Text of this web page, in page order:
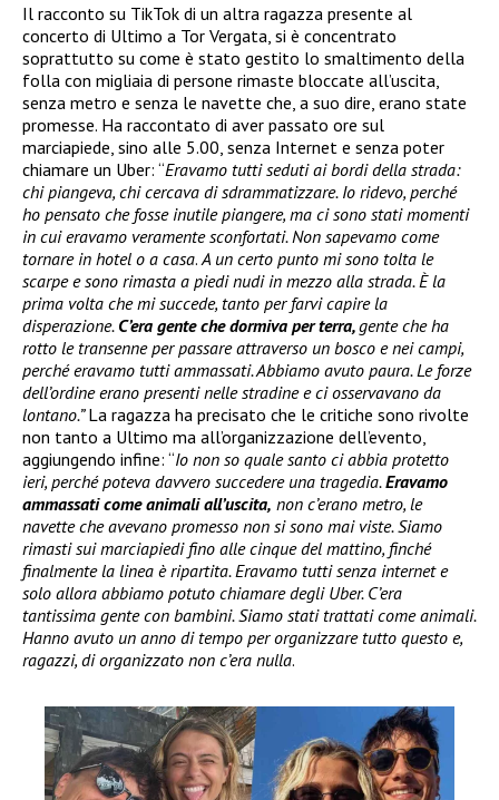
Il racconto su TikTok di un altra ragazza presente al
concerto di Ultimo a Tor Vergata, si è concentrato
soprattutto su come è stato gestito lo smaltimento della
folla con migliaia di persone rimaste bloccate all’uscita,
senza metro e senza le navette che, a suo dire, erano state
promesse. Ha raccontato di aver passato ore sul
marciapiede, sino alle 5.00, senza Internet e senza poter
chiamare un Uber: “Eravamo tutti seduti ai bordi della strada:
chi piangeva, chi cercava di sdrammatizzare. Io ridevo, perché
ho pensato che fosse inutile piangere, ma ci sono stati momenti
in cui eravamo veramente sconfortati. Non sapevamo come
tornare in hotel o a casa. A un certo punto mi sono tolta le
scarpe e sono rimasta a piedi nudi in mezzo alla strada. È la
prima volta che mi succede, tanto per farvi capire la
disperazione. C’era gente che dormiva per terra,gente che ha
rotto le transenne per passare attraverso un bosco e nei campi,
perché eravamo tutti ammassati. Abbiamo avuto paura. Le forze
dell’ordine erano presenti nelle stradine e ci osservavano da
lontano.”La ragazza ha precisato che le critiche sono rivolte
non tanto a Ultimo ma all’organizzazione dell’evento,
aggiungendo infine: “Io non so quale santo ci abbia protetto
ieri, perché poteva davvero succedere una tragedia.Eravamo
ammassati come animali all’uscita, non c’erano metro, le
navette che avevano promesso non si sono mai viste. Siamo
rimasti sui marciapiedi fino alle cinque del mattino, finché
finalmente la linea è ripartita. Eravamo tutti senza internet e
solo allora abbiamo potuto chiamare degli Uber. C’era
tantissima gente con bambini. Siamo stati trattati come animali.
Hanno avuto un anno di tempo per organizzare tutto questo e,
ragazzi, di organizzato non c’era nulla.